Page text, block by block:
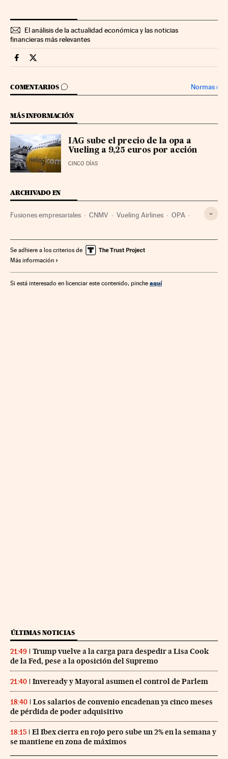
El análisis de la actualidad económica y las noticias
financieras más relevantes
Companias Cinco Días en Facebook
Companias Cinco Días en Twitter
COMENTARIOS
IR A LOS COMENTARIOS Normas›
MÁS INFORMACIÓN
IAG sube el precio de la opa a
Vueling a 9,25 euros por acción
CINCO DÍAS
ARCHIVADO EN
Fusiones empresariales CNMV Vueling Airlines OPA
Títulos valores Organismos económicos
Europa occidental Servicios bancarios
Se adhiere a los criterios de
Más información
Si está interesado en licenciar este contenido, pinche aquí
ÚLTIMAS NOTICIAS
21:49
Trump vuelve a la carga para despedir a Lisa Cook
de la Fed, pese a la oposición del Supremo
21:40 Inveready y Mayoral asumen el control de Parlem
18:40
Los salarios de convenio encadenan ya cinco meses
de pérdida de poder adquisitivo
18:15
El Ibex cierra en rojo pero sube un 2% en la semana y
se mantiene en zona de máximos